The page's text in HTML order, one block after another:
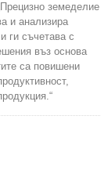
земеделие
и анализира
ги съчетава с
въз основа
са повишени